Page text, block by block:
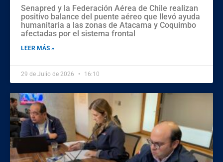
Senapred y la Federación Aérea de Chile realizan
positivo balance del puente aéreo que llevó ayuda
humanitaria a las zonas de Atacama y Coquimbo
afectadas por el sistema frontal
LEER MÁS »
29 de Julio de 2026 16:10